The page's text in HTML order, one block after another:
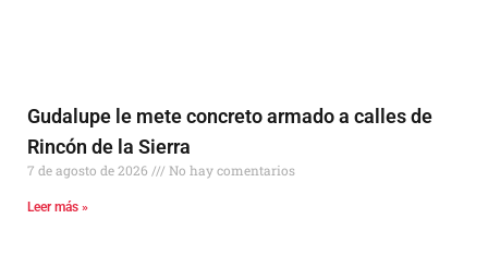
Gudalupe le mete concreto armado a calles de
Rincón de la Sierra
7 de agosto de 2026 No hay comentarios
Leer más »